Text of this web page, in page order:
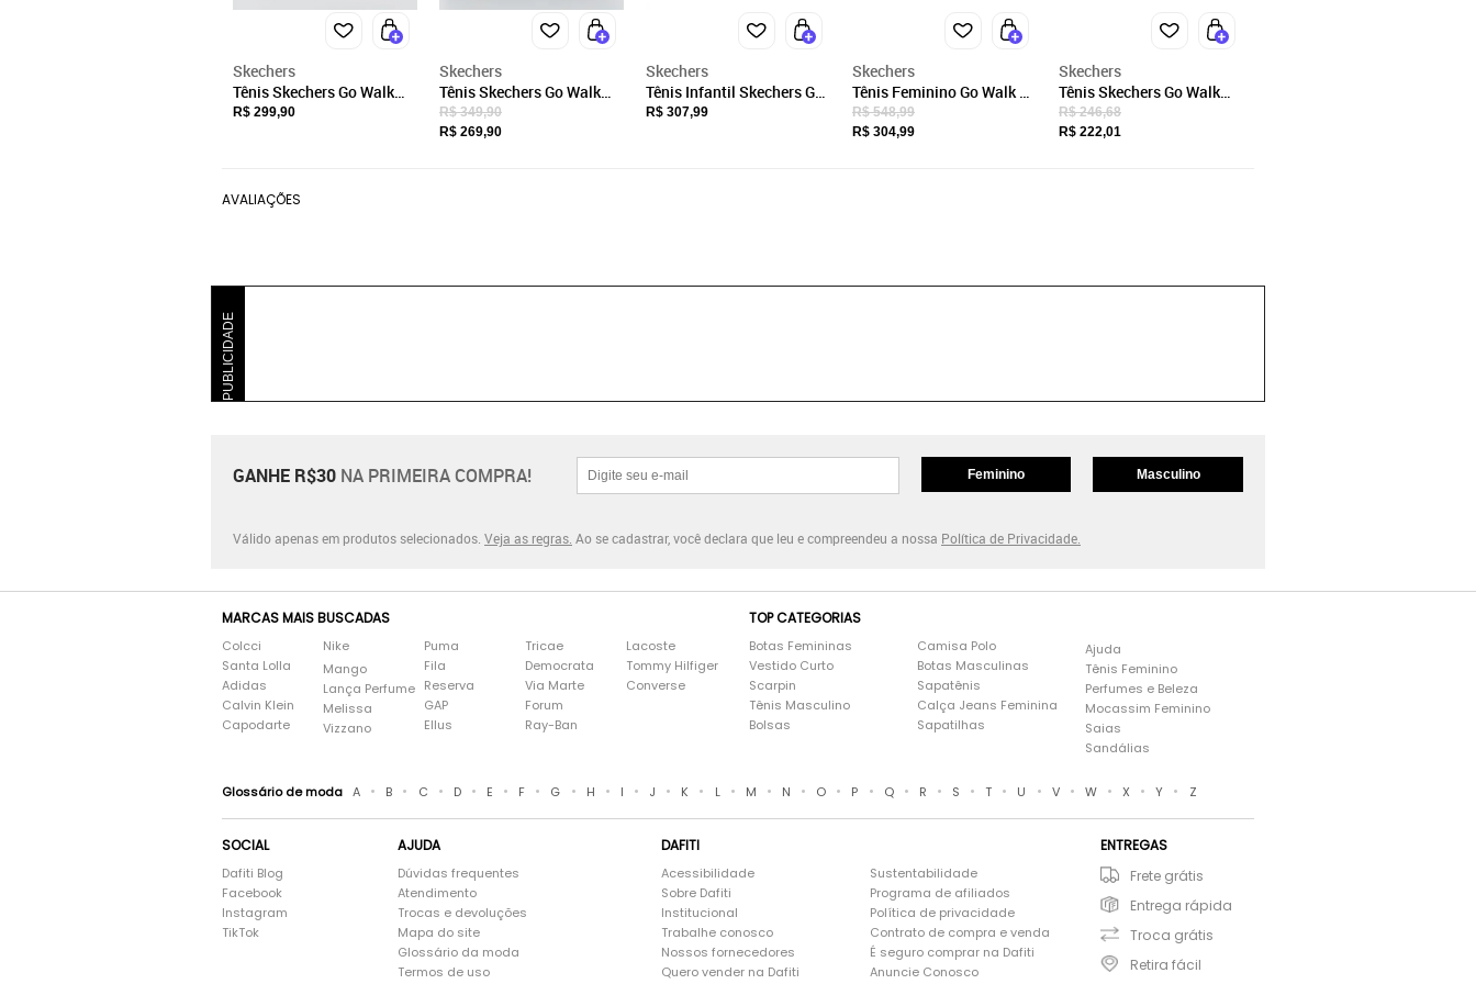
Skechers
Tênis Skechers Go Walk
Joy Feminino Cinza
R$ 299,90
Skechers
Tênis Skechers Go Walk
Max Preto e Branco
R$ 349,90
R$ 269,90
Skechers
Tênis Infantil Skechers Go
Walk Joy 303998 Skechers
R$ 307,99
Skechers
Tênis Feminino Go Walk 6
Glimmering Skechers
124502 5674502 Azul
R$ 548,99
R$ 304,99
Skechers
Tênis Skechers Go Walk
Joy Gow 896241 - Verde
Água
R$ 246,68
R$ 222,01
AVALIAÇÕES
PUBLICIDADE
GANHE R$30 NA PRIMEIRA COMPRA! Feminino Masculino
Válido apenas em produtos selecionados. Veja as regras. Ao se cadastrar, você declara que leu e compreendeu a nossa Política de Privacidade.
MARCAS MAIS BUSCADAS
Colcci
Santa Lolla
Adidas
Calvin Klein
Capodarte
Nike
Mango
Lança Perfume
Melissa
Vizzano
Puma
Fila
Reserva
GAP
Ellus
Tricae
Democrata
Via Marte
Forum
Ray-Ban
Lacoste
Tommy Hilfiger
Converse
TOP CATEGORIAS
Botas Femininas
Vestido Curto
Scarpin
Tênis Masculino
Bolsas
Camisa Polo
Botas Masculinas
Sapatênis
Calça Jeans Feminina
Sapatilhas
Ajuda
Tênis Feminino
Perfumes e Beleza
Mocassim Feminino
Saias
Sandálias
Glossário de moda A • B • C • D • E • F • G • H • I • J • K • L • M • N • O • P • Q • R • S • T • U • V • W • X • Y • Z
SOCIAL
Dafiti Blog
Facebook
Instagram
TikTok
AJUDA
Dúvidas frequentes
Atendimento
Trocas e devoluções
Mapa do site
Glossário da moda
Termos de uso
DAFITI
Acessibilidade
Sobre Dafiti
Institucional
Trabalhe conosco
Nossos fornecedores
Quero vender na Dafiti
Sustentabilidade
Programa de afiliados
Política de privacidade
Contrato de compra e venda
É seguro comprar na Dafiti
Anuncie Conosco
ENTREGAS
Frete grátis
Entrega rápida
Troca grátis
Retira fácil